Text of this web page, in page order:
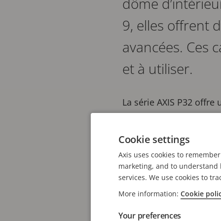
9, elles offrent
avancées. Ces
et à utiliser.
La série AXIS P32
dans la quasi-
permet la surveillance
Reposant sur
permettent
sont livrées avec
Cookie settings
Axis uses cookies to
marketing, and to
services. We use cookies to
More information: Cookie
Your preferences